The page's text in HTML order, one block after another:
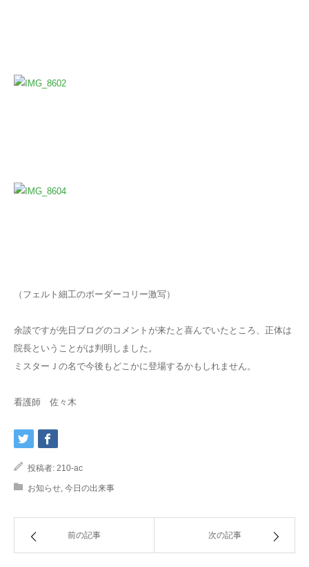
（フェルト細工のボーダーコリー激写）
余談ですが先日ブログのコメントが来たと喜んでいたところ、正体は
院長ということがは判明しました。
ミスターＪの名で今後もどこかに登場するかもしれません。
看護師 佐々木
投稿者: 210-ac
お知らせ, 今日の出来事
前の記事 次の記事